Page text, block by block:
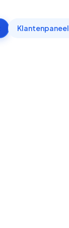
Klantenpaneel